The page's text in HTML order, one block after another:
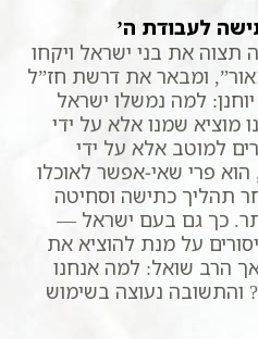
לעבודת ה’
את בני ישראל ויקחו
ומבאר את דרשת חז”ל
למה נמשלו ישראל
מוציא שמנו אלא על ידי
למוטב אלא על ידי
הוא פרי שאי-אפשר לאוכלו
תהליך כתישה וסחיטה
כך גם בעם ישראל —
על מנת להוציא את
הרב שואל: למה אנחנו
והתשובה נעוצה בשימוש